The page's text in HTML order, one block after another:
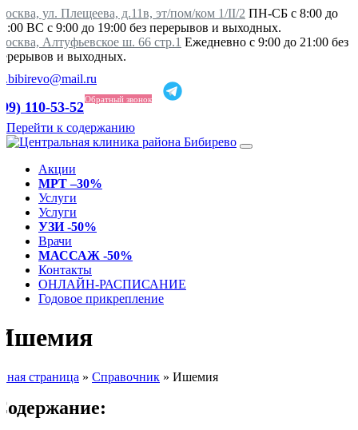
ул. Плещеева, д.11в, эт/пом/ком 1/II/2 ПН-СБ с 8:00 до
ВС с 9:00 до 19:00 без перерывов и выходных.
Алтуфьевское ш. 66 стр.1 Ежедневно с 9:00 до 21:00 без
и выходных.
110-53-52
Обратный звонок
Перейти к содержанию
Акции
МРТ –30%
Услуги
Услуги
УЗИ -50%
Врачи
МАССАЖ -50%
Контакты
ОНЛАЙН-РАСПИСАНИЕ
Годовое прикрепление
страница » Справочник » Ишемия